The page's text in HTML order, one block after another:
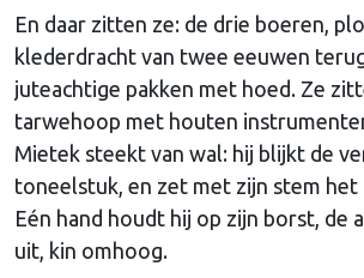
En daar zitten ze: de drie boeren,
klederdracht van twee eeuwen
juteachtige pakken met hoed. Ze
tarwehoop met houten
Mietek steekt van wal: hij blijkt de
toneelstuk, en zet met zijn stem het
Eén hand houdt hij op zijn borst, de
uit, kin omhoog.